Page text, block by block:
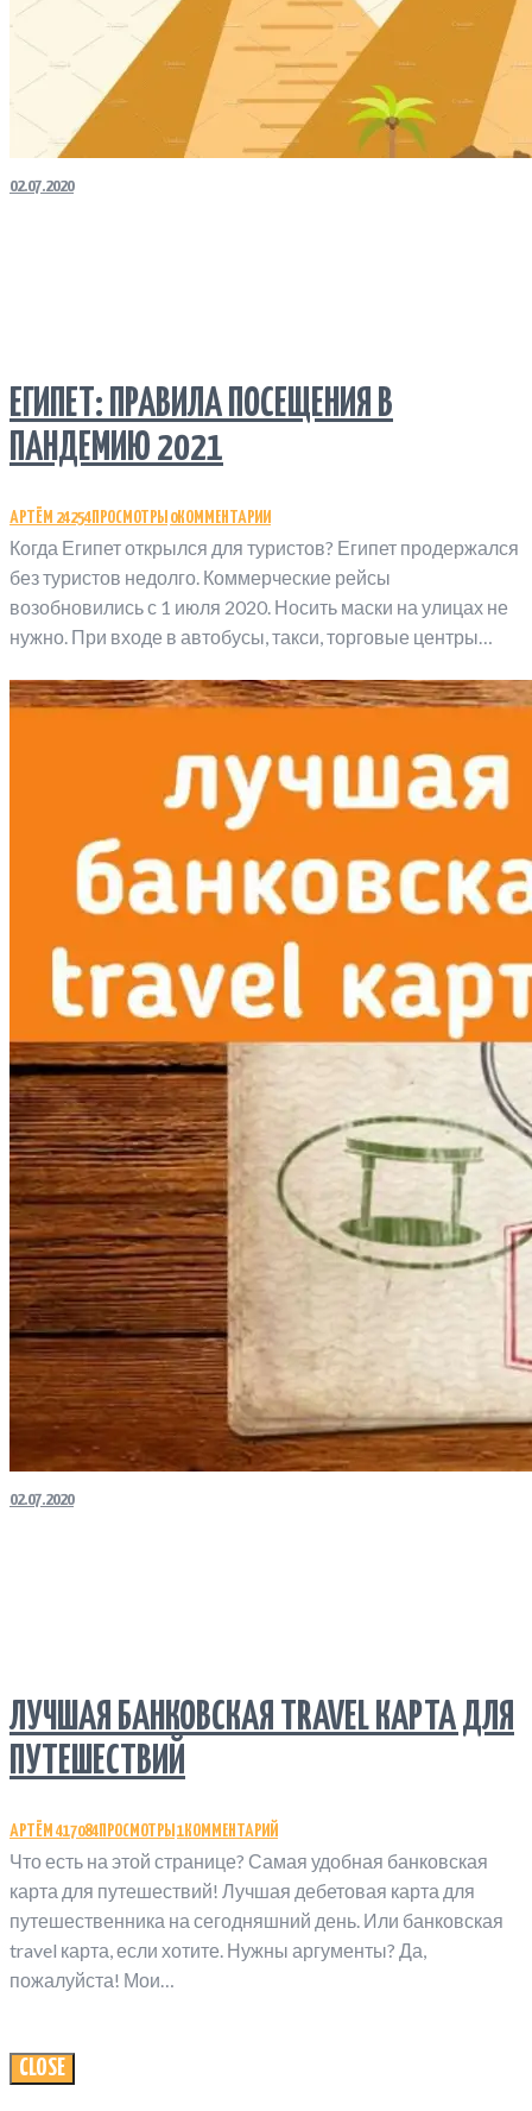
02.07.2020
ЕГИПЕТ: ПРАВИЛА ПОСЕЩЕНИЯ В
ПАНДЕМИЮ 2021
АРТЁМ 24254 ПРОСМОТРЫ 0КОММЕНТАРИИ
Когда Египет открылся для туристов? Египет продержался
без туристов недолго. Коммерческие рейсы
возобновились с 1 июля 2020. Носить маски на улицах не
нужно. При входе в автобусы, такси, торговые центры…
02.07.2020
ЛУЧШАЯ БАНКОВСКАЯ TRAVEL КАРТА ДЛЯ
ПУТЕШЕСТВИЙ
АРТЁМ 417084 ПРОСМОТРЫ 1 КОММЕНТАРИЙ
Что есть на этой странице? Самая удобная банковская
карта для путешествий! Лучшая дебетовая карта для
путешественника на сегодняшний день. Или банковская
travel карта, если хотите. Нужны аргументы? Да,
пожалуйста! Мои…
CLOSE